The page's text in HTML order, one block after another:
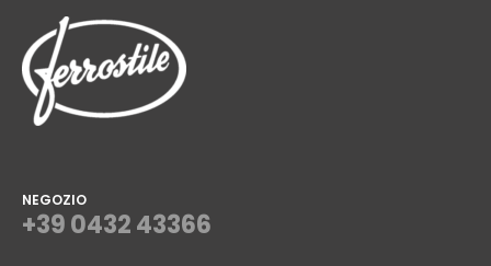
NEGOZIO
+39 0432 43366